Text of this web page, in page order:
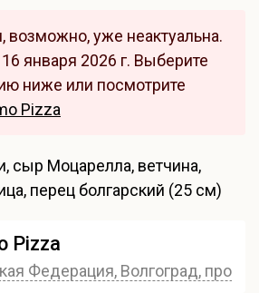
возможно, уже неактуальна.
января 2026 г. Выберите
ниже или посмотрите
Pizza
сыр Моцарелла, ветчина,
перец болгарский (25 см)
Pizza
Федерация, Волгоград,